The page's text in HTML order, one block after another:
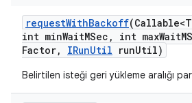
requestWithBackoff
int minWaitMSec , int maxWait
Factor, IRunUtil runUtil)
Belirtilen isteği geri yükleme aralığı